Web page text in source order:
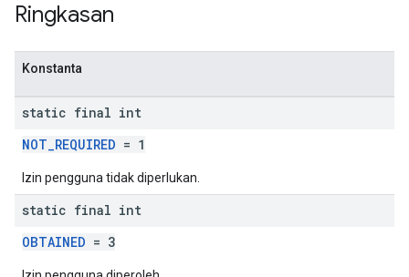
Ringkasan
Konstanta
static final int
NOT_REQUIRED = 1
Izin pengguna tidak diperlukan.
static final int
OBTAINED = 3